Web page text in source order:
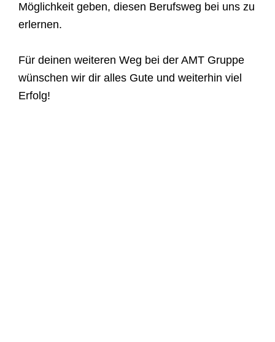
Möglichkeit geben, diesen Berufsweg bei uns zu
erlernen.
Für deinen weiteren Weg bei der AMT Gruppe
wünschen wir dir alles Gute und weiterhin viel
Erfolg!